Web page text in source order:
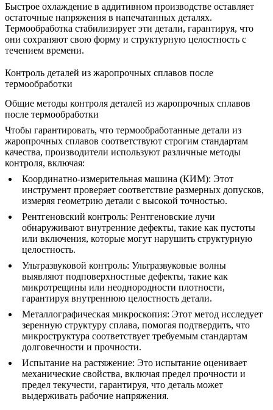
Быстрое охлаждение в аддитивном производстве оставляет
остаточные напряжения в напечатанных деталях.
Термообработка стабилизирует эти детали, гарантируя, что
они сохраняют свою форму и структурную целостность с
течением времени.
Контроль деталей из жаропрочных сплавов после
термообработки
Общие методы контроля деталей из жаропрочных сплавов
после термообработки
Чтобы гарантировать, что термообработанные детали из
жаропрочных сплавов соответствуют строгим стандартам
качества, производители используют различные методы
контроля, включая:
Координатно-измерительная машина (КИМ): Этот
инструмент проверяет соответствие размерных допусков,
измеряя геометрию детали с высокой точностью.
Рентгеновский контроль: Рентгеновские лучи
обнаруживают внутренние дефекты, такие как пустоты
или включения, которые могут нарушить структурную
целостность.
Ультразвуковой контроль: Ультразвуковые волны
выявляют подповерхностные дефекты, такие как
микротрещины или неоднородности плотности,
гарантируя внутреннюю целостность детали.
Металлографическая микроскопия: Этот метод исследует
зеренную структуру сплава, помогая подтвердить, что
микроструктура соответствует требуемым стандартам
долговечности и прочности.
Испытание на растяжение: Это испытание оценивает
механические свойства, включая предел прочности и
предел текучести, гарантируя, что деталь может
выдерживать рабочие напряжения.